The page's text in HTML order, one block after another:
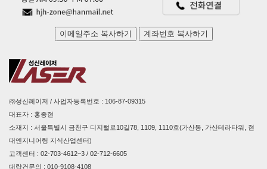
이메일주소 복사하기 계좌번호 복사하기
㈜성신레이저 / 사업자등록번호 : 106-87-09315
대표자 : 홍종현
소재지 : 서울특별시 금천구 디지털로10길78, 1109, 1110호(가산동, 가산테라타워, 현
대엔지니어링 지식산업센터)
고객센터 : 02-703-4612~3 / 02-712-6605
대량건문의 : 010-9108-4108